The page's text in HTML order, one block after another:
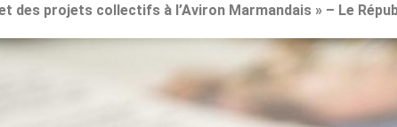
des projets collectifs à l’Aviron Marmandais » – Le